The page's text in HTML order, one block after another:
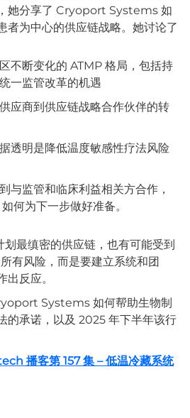
她分享了 Cryoport Systems 如
者为中心的供应链战略。她讨论了
不断变化的 ATMP 格局，包括持
一监管改革的机遇
应商到供应链战略合作伙伴的转
透明是降低温度敏感性疗法风险
与监管和临床利益相关方合作，
为下一步做好准备。
划最缜密的供应链，也有可能受到
有风险，而是要建立系统和团
反应。
Systems 如何帮助生物制
的承诺，以及 2025 年下半年该行
播客第 157 集 – 低温冷藏系统